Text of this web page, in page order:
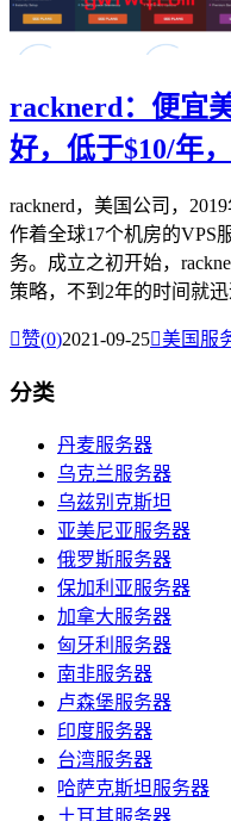
racknerd：便宜
好，低于$10/年
racknerd，美国公司，
作着全球17个机房的VPS
务。成立之初开始，
策略，不到2年的时间就
赞(0)2021-09-25美国服
分类
丹麦服务器
乌克兰服务器
乌兹别克斯坦
亚美尼亚服务器
俄罗斯服务器
保加利亚服务器
加拿大服务器
匈牙利服务器
南非服务器
卢森堡服务器
印度服务器
台湾服务器
哈萨克斯坦服务器
土耳其服务器